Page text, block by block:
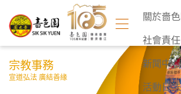
關於嗇
社會責任
新聞中心
活動日誌
宗教事務
宣道弘法 廣結善緣